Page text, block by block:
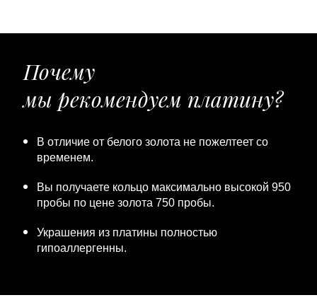
Почему
мы рекомендуем платину?
В отличие от белого золота не пожелтеет со
временем.
Вы получаете кольцо максимально высокой 950
пробы по цене золота 750 пробы.
Украшения из платины полностью
гипоаллергенны.